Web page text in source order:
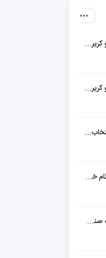
مقایسه کولر گازی گری و کریر و ال جی و جنرال گلد و هایسنس و مدیا و اجنرال
مقایسه کولر گازی گری و کریر و ال جی و جنرال گلد و جنرال شکار و سامسونگ و یونیوا
چرا آهن بتا، نخستین انتخاب برای گل میخ عرشه فولادی در ایران است؟
اشتباهات رایج مردم هنگام خرید دزدگیر منزل
چرا کسب‌وکارهای شهرک صنعتی چهاردانگه فوراً به طراحی سایت نیاز دارند؟